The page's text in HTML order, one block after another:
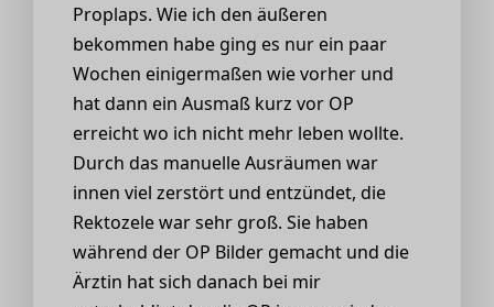
Proplaps. Wie ich den äußeren
bekommen habe ging es nur ein paar
Wochen einigermaßen wie vorher und
hat dann ein Ausmaß kurz vor OP
erreicht wo ich nicht mehr leben wollte.
Durch das manuelle Ausräumen war
innen viel zerstört und entzündet, die
Rektozele war sehr groß. Sie haben
während der OP Bilder gemacht und die
Ärztin hat sich danach bei mir